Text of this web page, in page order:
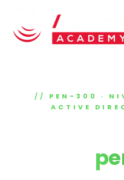
contenido
PEN-300 ·
ACTIVE